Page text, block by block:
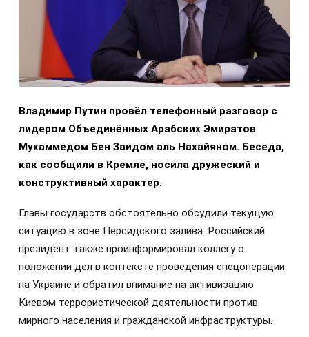
Владимир Путин провёл телефонный разговор с
лидером Объединённых Арабских Эмиратов
Мухаммедом Бен Заидом аль Нахайяном. Беседа,
как сообщили в Кремле, носила дружеский и
конструктивный характер.
Главы государств обстоятельно обсудили текущую
ситуацию в зоне Персидского залива. Российский
президент также проинформировал коллегу о
положении дел в контексте проведения спецоперации
на Украине и обратил внимание на активизацию
Киевом террористической деятельности против
мирного населения и гражданской инфраструктуры.